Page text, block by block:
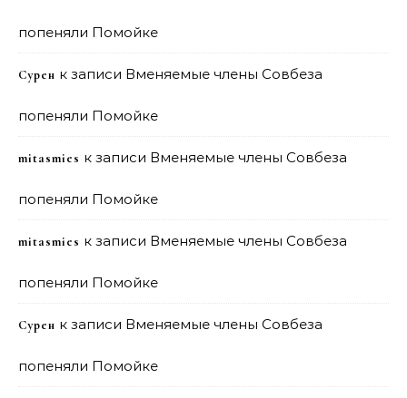
попеняли Помойке
Сурен к записи Вменяемые члены Совбеза
попеняли Помойке
mitasmies к записи Вменяемые члены Совбеза
попеняли Помойке
mitasmies к записи Вменяемые члены Совбеза
попеняли Помойке
Сурен к записи Вменяемые члены Совбеза
попеняли Помойке